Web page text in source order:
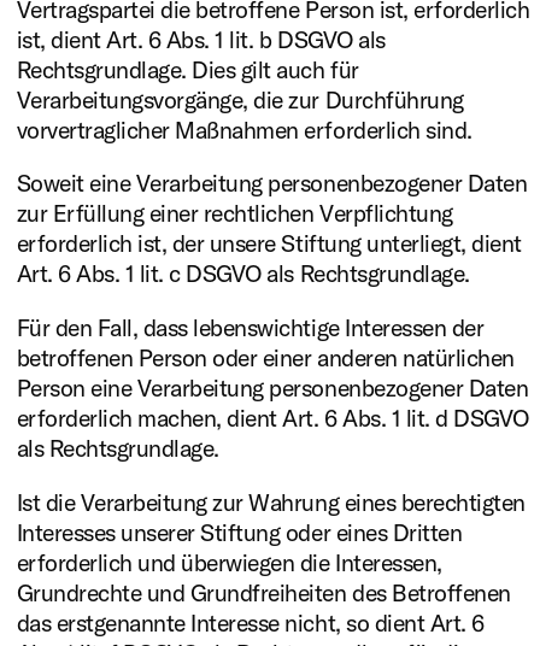
Vertragspartei die betroffene Person ist, erforderlich
ist, dient Art. 6 Abs. 1 lit. b DSGVO als
Rechtsgrundlage. Dies gilt auch für
Verarbeitungsvorgänge, die zur Durchführung
vorvertraglicher Maßnahmen erforderlich sind.
Soweit eine Verarbeitung personenbezogener Daten
zur Erfüllung einer rechtlichen Verpflichtung
erforderlich ist, der unsere Stiftung unterliegt, dient
Art. 6 Abs. 1 lit. c DSGVO als Rechtsgrundlage.
Für den Fall, dass lebenswichtige Interessen der
betroffenen Person oder einer anderen natürlichen
Person eine Verarbeitung personenbezogener Daten
erforderlich machen, dient Art. 6 Abs. 1 lit. d DSGVO
als Rechtsgrundlage.
Ist die Verarbeitung zur Wahrung eines berechtigten
Interesses unserer Stiftung oder eines Dritten
erforderlich und überwiegen die Interessen,
Grundrechte und Grundfreiheiten des Betroffenen
das erstgenannte Interesse nicht, so dient Art. 6